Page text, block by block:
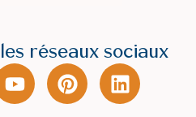
réseaux sociaux
Y
o
P
i
L
i